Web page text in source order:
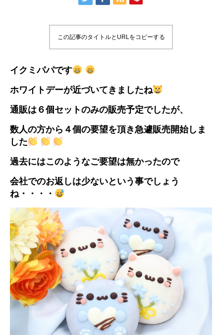
この記事のタイトルとURLをコピーする
イクミパパです
ホワイトデーが近づいてきましたね
通販は６個セットのみの販売予定でしたが、
数人の方から４個の要望を頂き急遽販売開始しま
した
過去にはこのようなご要望は無かったので
会社でのお返しは少ないという事でしょう
ね・・・・